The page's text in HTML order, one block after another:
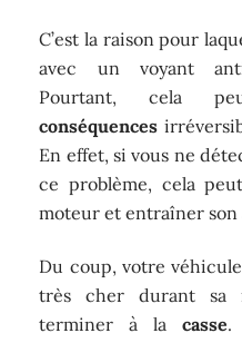
C’est la raison pour
avec un voyant
Pourtant, cela
conséquences
En effet, si vous ne
ce problème, cela
moteur et entraîner son
Du coup, votre
très cher durant sa
terminer à la casse.